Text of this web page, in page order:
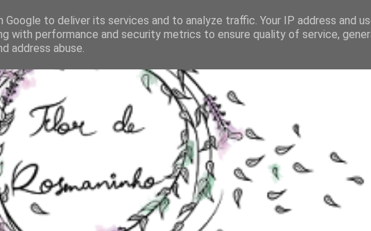
to deliver its services and to analyze traffic. Your IP address and
with performance and security metrics to ensure quality of service,
address abuse.